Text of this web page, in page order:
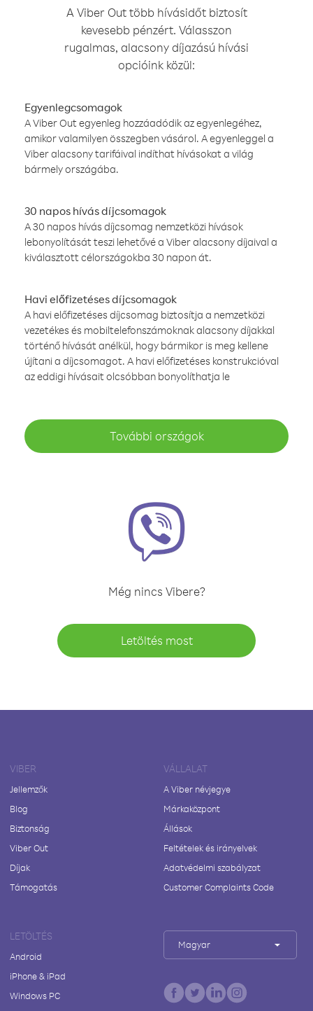
A Viber Out több hívásidőt biztosít
kevesebb pénzért. Válasszon
rugalmas, alacsony díjazású hívási
opcióink közül:
Egyenlegcsomagok
A Viber Out egyenleg hozzáadódik az egyenlegéhez,
amikor valamilyen összegben vásárol. A egyenleggel a
Viber alacsony tarifáival indíthat hívásokat a világ
bármely országába.
30 napos hívás díjcsomagok
A 30 napos hívás díjcsomag nemzetközi hívások
lebonyolítását teszi lehetővé a Viber alacsony díjaival a
kiválasztott célországokba 30 napon át.
Havi előfizetéses díjcsomagok
A havi előfizetéses díjcsomag biztosítja a nemzetközi
vezetékes és mobiltelefonszámoknak alacsony díjakkal
történő hívását anélkül, hogy bármikor is meg kellene
újítani a díjcsomagot. A havi előfizetéses konstrukcióval
az eddigi hívásait olcsóbban bonyolíthatja le
További országok
Még nincs Vibere?
Letöltés most
VIBER
Jellemzők
Blog
Biztonság
Viber Out
Díjak
Támogatás
VÁLLALAT
A Viber névjegye
Márkaközpont
Állások
Feltételek és irányelvek
Adatvédelmi szabályzat
Customer Complaints Code
LETÖLTÉS
Android
iPhone & iPad
Windows PC
Magyar